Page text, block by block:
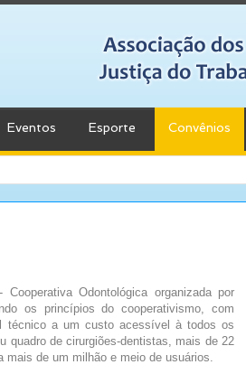
Eventos Esporte Convênios
Odontológica organizada por
os princípios do cooperativismo, com
técnico a um custo acessível à todos os
quadro de cirurgiões-dentistas, mais de 22
de um milhão e meio de usuários.